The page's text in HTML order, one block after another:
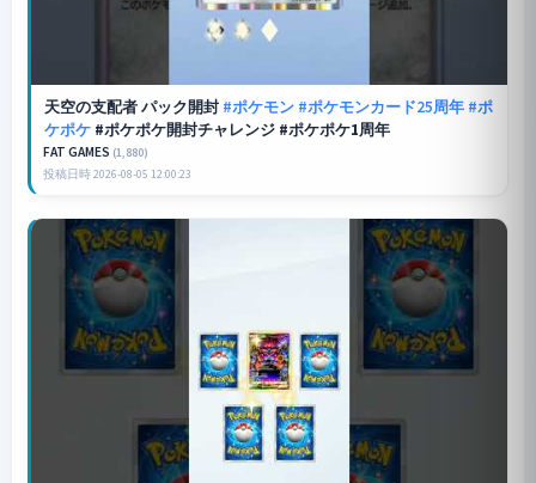
天空の支配者 パック開封 #ポケモン #ポケモンカード25周年 #ポ
ケポケ#ポケポケ開封チャレンジ #ポケポケ1周年
FAT GAMES (1,880)
投稿日時 2026-08-05 12:00:23